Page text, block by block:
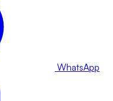
WhatsApp